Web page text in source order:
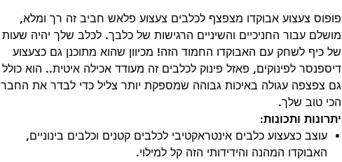
פופוס צעצוע אבוקדו מצפצף לכלבים צעצוע פלאש חביב זה רך ומלא,
מושלם עבור החניכיים והשיניים הרגישות של כלבך. לכלב שלך יהיה שעות
של כיף לשחק עם האבוקדו החמוד הזה! מכיוון שהוא מתוכנן גם כצעצוע
דיספנסר לפינוקים, פאזל פינוק לכלבים זה מעודד אכילה איטית.. הוא כולל
גם צפצפה עגולה באיכות גבוהה שמספקת יותר צליל כדי לבדר את החבר
הכי טוב שלך.
יתרונות ותכונות:
עוצב כצעצוע כלבים אינטראקטיבי לכלבים קטנים וכלבים בינוניים,
האבוקדו המהנה והידידותי הזה קל למילוי.